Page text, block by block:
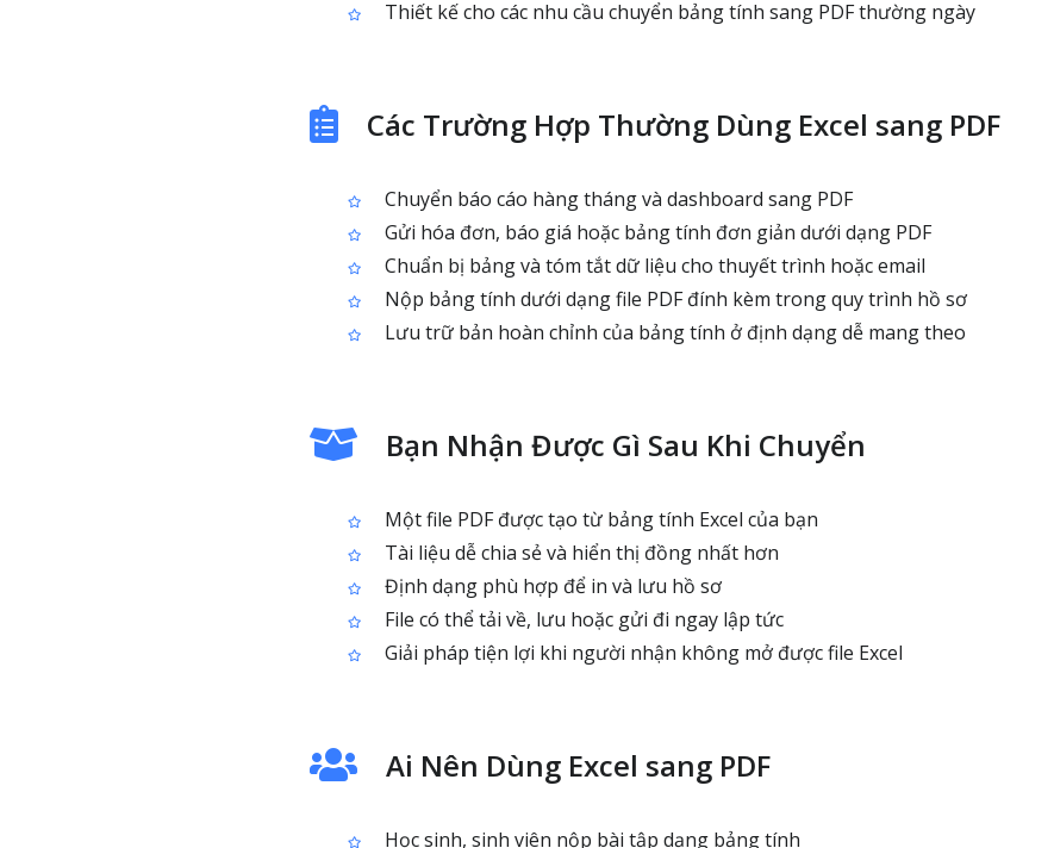
Thiết kế cho các nhu cầu chuyển bảng tính sang PDF thường ngày
Các Trường Hợp Thường Dùng Excel sang PDF
Chuyển báo cáo hàng tháng và dashboard sang PDF
Gửi hóa đơn, báo giá hoặc bảng tính đơn giản dưới dạng PDF
Chuẩn bị bảng và tóm tắt dữ liệu cho thuyết trình hoặc email
Nộp bảng tính dưới dạng file PDF đính kèm trong quy trình hồ sơ
Lưu trữ bản hoàn chỉnh của bảng tính ở định dạng dễ mang theo
Bạn Nhận Được Gì Sau Khi Chuyển
Một file PDF được tạo từ bảng tính Excel của bạn
Tài liệu dễ chia sẻ và hiển thị đồng nhất hơn
Định dạng phù hợp để in và lưu hồ sơ
File có thể tải về, lưu hoặc gửi đi ngay lập tức
Giải pháp tiện lợi khi người nhận không mở được file Excel
Ai Nên Dùng Excel sang PDF
Học sinh, sinh viên nộp bài tập dạng bảng tính